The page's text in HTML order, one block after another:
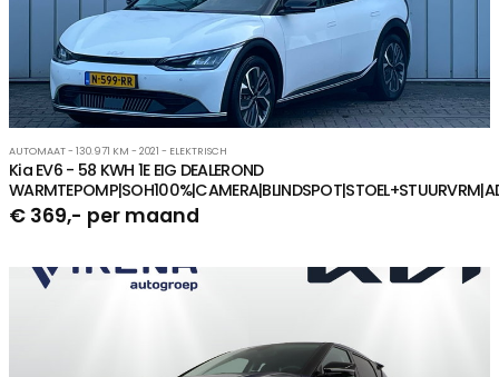
AUTOMAAT - 130.971 KM - 2021 - ELEKTRISCH
Kia EV6 - 58 KWH 1E EIG DEALEROND
€ 369,- per maand